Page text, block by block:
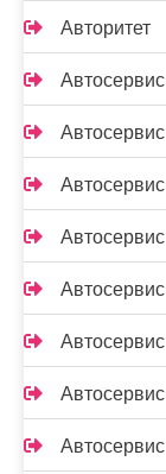
Авторитет
Автосервис
Автосервис
Автосервис
Автосервис
Автосервис
Автосервис
Автосервис
Автосервис